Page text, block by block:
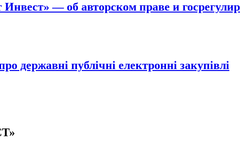
— об авторском праве и
державні публічні електронні закупівлі